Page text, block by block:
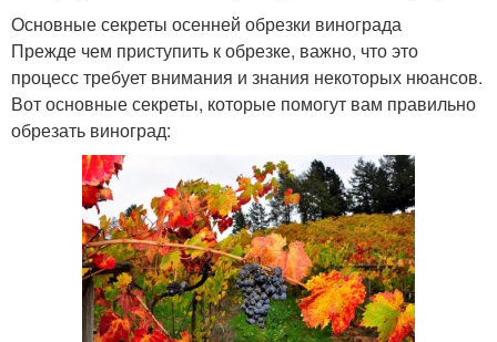
Основные секреты осенней обрезки винограда
Прежде чем приступить к обрезке, важно, что это
процесс требует внимания и знания некоторых нюансов.
Вот основные секреты, которые помогут вам правильно
обрезать виноград: